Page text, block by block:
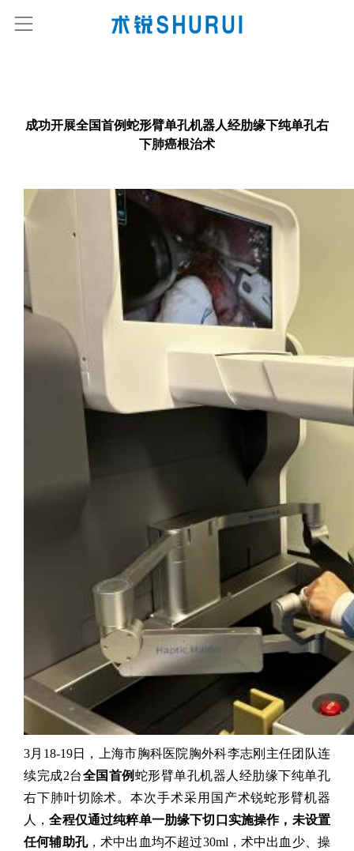
成功开展全国首例蛇形臂单孔机器人经肋缘下纯单孔右
下肺癌根治术
3月18-19日，上海市胸科医院胸外科李志刚主任团队连
续完成2台全国首例 蛇形臂单孔机器人经肋缘下纯单孔
右下肺叶切除术。本次手术采用国产术锐蛇形臂机器
人，全程仅通过纯粹单一肋缘下切口实施操作，未设置
任何辅助孔，术中出血均不超过30ml，术中出血少、操